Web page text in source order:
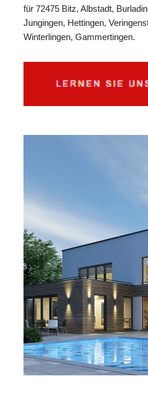
für 72475 Bitz, Albstadt,
Jungingen, Hettingen,
Winterlingen, Gammertingen.